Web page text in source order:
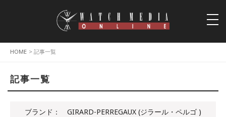
HOME > 記事一覧
記事一覧
ブランド：
GIRARD-PERREGAUX (ジラール・ペルゴ )